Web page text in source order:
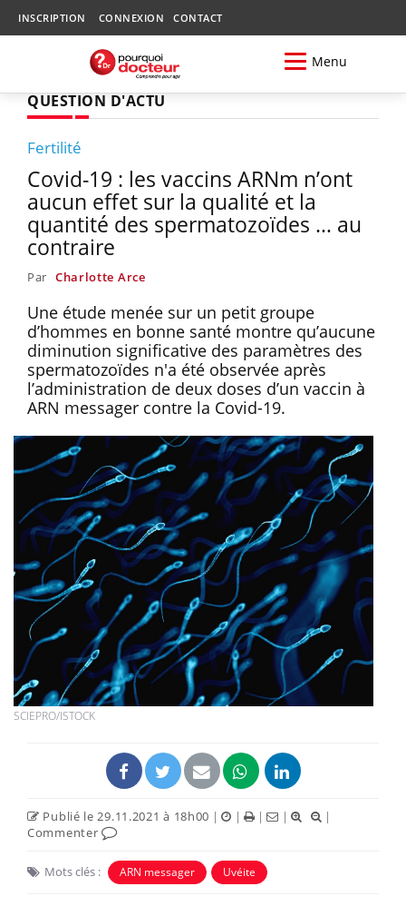
INSCRIPTION CONNEXION CONTACT
Menu
QUESTION D'ACTU
Fertilité
Covid-19 : les vaccins ARNm n’ont
aucun effet sur la qualité et la
quantité des spermatozoïdes … au
contraire
Par Charlotte Arce
Une étude menée sur un petit groupe
d’hommes en bonne santé montre qu’aucune
diminution significative des paramètres des
spermatozoïdes n'a été observée après
l’administration de deux doses d’un vaccin à
ARN messager contre la Covid-19.
SCIEPRO/ISTOCK
Publié le 29.11.2021 à 18h00 | | | |
|
Commenter
Mots clés : ARN messager Uvéite